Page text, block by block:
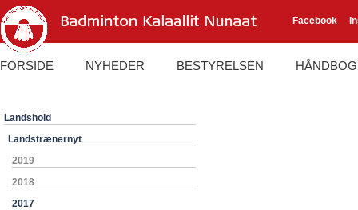
Facebook
FORSIDE NYHEDER BESTYRELSEN HÅNDBOG
Landshold
Landstrænernyt
2019
2018
2017